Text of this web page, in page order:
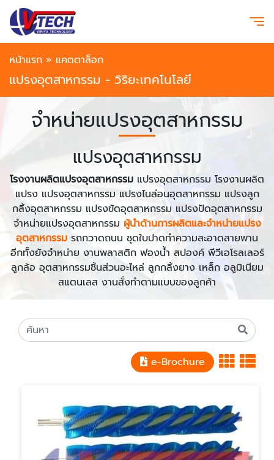
หน้าแรก » แคตตาล็อก
แปรงอุตสาหกรรม - วิริยะเทคโนโลยี
จำหน่ายแปรงอุตสาหกรรม
แปรงอุตสาหกรรม
โรงงานผลิตแปรงอุตสาหกรรม แปรงอุตสาหกรรม โรงงานผลิต
แปรง แปรงอุตสาหกรรม แปรงไนล่อนอุตสาหกรรม แปรงลูก
กลิ้งอุตสาหกรรม แปรงขัดอุตสาหกรรม แปรงปัดอุตสาหกรรม
จำหน่ายแปรงอุตสาหกรรม ผู้นำด้านการผลิตและจำหน่ายแปรง
อุตสาหกรรม รถกวาดถนน ชุดใบปาดทำความสะอาดสายพาน
อีกทั้งยังจำหน่าย งานพลาสติก ฟองน้ำ สปองค์ พีวีเอโรลเลอร์
ลูกล้อ อุตสาหกรรมชิ้นส่วนอะไหล่ ลูกกลิ้งยาง เหล็ก อลูมิเนียม
สแตนเลส งานสั่งทำตามแบบของลูกค้า
e-Brochure